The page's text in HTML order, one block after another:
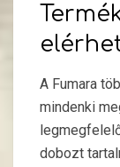
A Fumara
mindenki
dobozt